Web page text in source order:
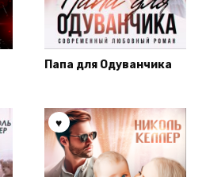
Папа для Одуванчика